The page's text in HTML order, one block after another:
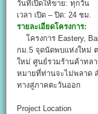
วันที่เปิดให้ขาย: ทุกวัน
เวลา เปิด – ปิด: 24 ชม.
รายละเอียดโครงการ:
โครงการ Eastery,
กม.5 จุดนัดพบแห่งใหม่
ใหม่ ศูนย์รวมร้านค้าทล
หมายที่ท่านจะไม่พลาด
ทางสู่ภาคตะวันออก
Project Location